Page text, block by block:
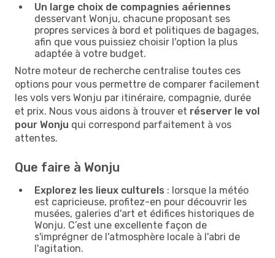
Un large choix de compagnies aériennes
desservant Wonju, chacune proposant ses
propres services à bord et politiques de bagages,
afin que vous puissiez choisir l'option la plus
adaptée à votre budget.
Notre moteur de recherche centralise toutes ces
options pour vous permettre de comparer facilement
les vols vers Wonju par itinéraire, compagnie, durée
et prix. Nous vous aidons à trouver et réserver le vol
pour Wonju qui correspond parfaitement à vos
attentes.
Que faire à Wonju
Explorez les lieux culturels : lorsque la météo
est capricieuse, profitez-en pour découvrir les
musées, galeries d'art et édifices historiques de
Wonju. C’est une excellente façon de
s'imprégner de l'atmosphère locale à l'abri de
l'agitation.